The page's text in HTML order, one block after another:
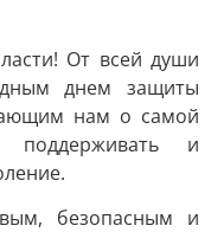
От всей души
днем защиты
нам о самой
поддерживать и
безопасным и